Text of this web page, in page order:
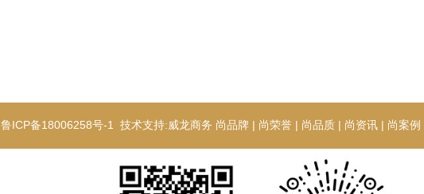
鲁ICP备18006258号-1 技术支持:威龙商务 尚品牌 | 尚荣誉 | 尚品质 | 尚资讯 | 尚案例